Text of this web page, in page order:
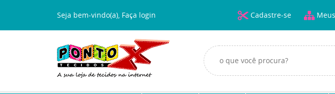
Seja bem-vindo(a), Faça login Cadastre-se